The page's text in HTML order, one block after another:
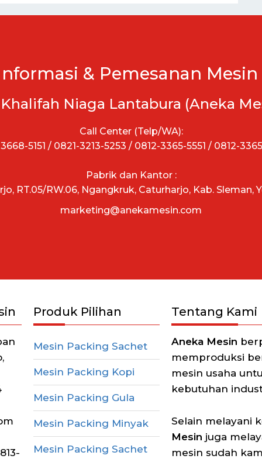
& Pemesanan Mesin
Khalifah Niaga Lantabura (Aneka
Call Center (Telp/WA):
5151 / 0821-3213-5253 / 0812-3365-5551 / 0812-
Pabrik dan Kantor :
RT.05/RW.06, Ngangkruk, Caturharjo, Kab. Sleman,
marketing@anekamesin.com
Produk Pilihan
Mesin Packing Sachet
Mesin Packing Kopi
Mesin Packing Gula
Mesin Packing Minyak
Mesin Packing Sachet
Tentang Kami
Aneka Mesin
memproduksi
mesin usaha
kebutuhan
Selain melayani
Mesin juga
mesin sudah